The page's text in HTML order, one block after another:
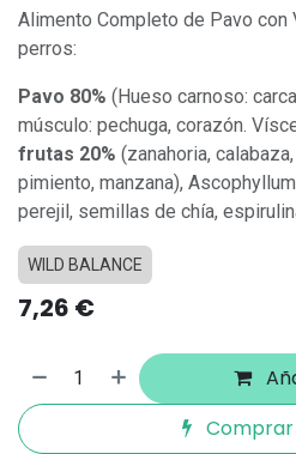
Alimento Completo de Pavo con
perros:
Pavo 80% (Hueso carnoso:
músculo: pechuga, corazón.
frutas 20% (zanahoria,
pimiento, manzana),
perejil, semillas de chía,
WILD BALANCE
7,26 €